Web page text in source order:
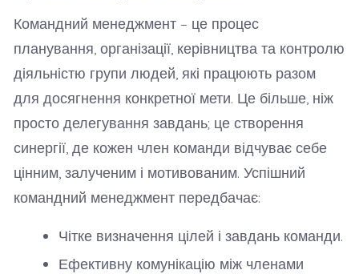
Командний менеджмент – це процес
планування, організації, керівництва та контролю
діяльністю групи людей, які працюють разом
для досягнення конкретної мети. Це більше, ніж
просто делегування завдань; це створення
синергії, де кожен член команди відчуває себе
цінним, залученим і мотивованим. Успішний
командний менеджмент передбачає:
Чітке визначення цілей і завдань команди.
Ефективну комунікацію між членами